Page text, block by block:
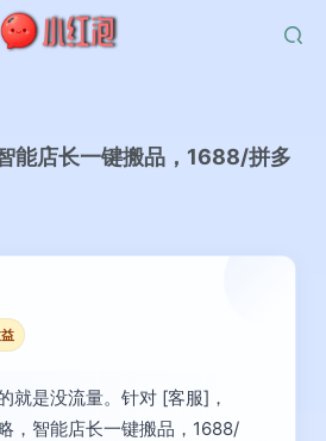
能店长一键搬品，1688/拼多
就是没流量。针对 [客服]，
，智能店长一键搬品，1688/